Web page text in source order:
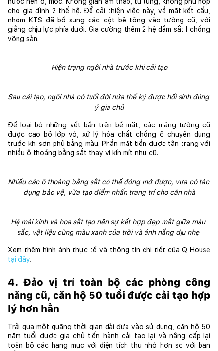
cho gia đình 2 thế hệ. Để cải thiện việc này, về mặt kết cấu,
nhóm KTS đã bổ sung các cột bê tông vào tường cũ, với
giằng chịu lực phía dưới. Gia cường thêm 2 hệ dầm sắt I chống
võng sàn.
Hiện trạng ngôi nhà trước khi cải tạo
Sau cải tạo, ngôi nhà có tuổi đời nửa thế kỷ được hồi sinh đúng
ý gia chủ
Để loại bỏ những vết bẩn trên bề mặt, các mảng tường cũ
được cạo bỏ lớp vỏ, xử lý hóa chất chống ố chuyên dụng
trước khi sơn phủ bằng màu. Phần mặt tiền được tân trang với
nhiều ô thoáng bằng sắt thay vì kín mít như cũ.
Nhiều các ô thoáng bằng sắt có thể đóng mở được, vừa có tác
dụng bảo vệ, vừa tạo điểm nhấn trang trí cho căn nhà
Hệ mái kính và hoa sắt tạo nên sự kết hợp đẹp mắt giữa màu
sắc, vật liệu cùng màu xanh của trời và ánh nắng dịu nhẹ
Xem thêm hình ảnh thực tế và thông tin chi tiết của Q House
tại đây.
4. Đảo vị trí toàn bộ các phòng công
năng cũ, căn hộ 50 tuổi được cải tạo hợp
lý hơn hẳn
Trải qua một quãng thời gian dài đưa vào sử dụng, căn hộ 50
năm tuổi được gia chủ tiến hành cải tạo lại và nâng cấp lại
toàn bộ các hạng mục với diện tích thu nhỏ hơn so với ban